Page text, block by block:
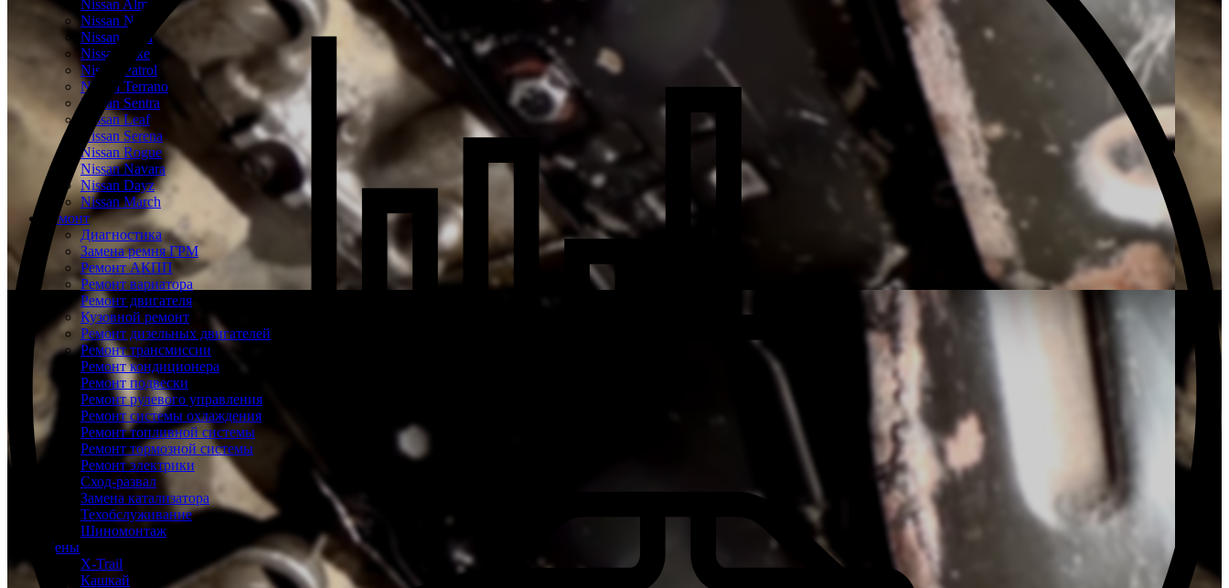
Nissan Almera
Nissan Note
Nissan Tiida
Nissan Juke
Nissan Patrol
Nissan Terrano
Nissan Sentra
Nissan Leaf
Nissan Serena
Nissan Rogue
Nissan Navara
Nissan Dayz
Nissan March
Ремонт
Диагностика
Замена ремня ГРМ
Ремонт АКПП
Ремонт вариатора
Ремонт двигателя
Кузовной ремонт
Ремонт дизельных двигателей
Ремонт трансмиссии
Ремонт кондиционера
Ремонт подвески
Ремонт рулевого управления
Ремонт системы охлаждения
Ремонт топливной системы
Ремонт тормозной системы
Ремонт электрики
Сход-развал
Замена катализатора
Техобслуживание
Шиномонтаж
Цены
X-Trail
Кашкай